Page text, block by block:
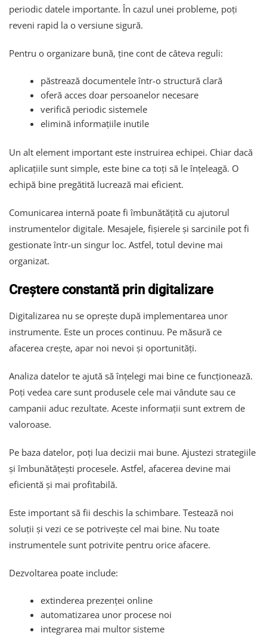
periodic datele importante. În cazul unei probleme, poți
reveni rapid la o versiune sigură.
Pentru o organizare bună, ține cont de câteva reguli:
păstrează documentele într-o structură clară
oferă acces doar persoanelor necesare
verifică periodic sistemele
elimină informațiile inutile
Un alt element important este instruirea echipei. Chiar dacă
aplicațiile sunt simple, este bine ca toți să le înțeleagă. O
echipă bine pregătită lucrează mai eficient.
Comunicarea internă poate fi îmbunătățită cu ajutorul
instrumentelor digitale. Mesajele, fișierele și sarcinile pot fi
gestionate într-un singur loc. Astfel, totul devine mai
organizat.
Creștere constantă prin digitalizare
Digitalizarea nu se oprește după implementarea unor
instrumente. Este un proces continuu. Pe măsură ce
afacerea crește, apar noi nevoi și oportunități.
Analiza datelor te ajută să înțelegi mai bine ce funcționează.
Poți vedea care sunt produsele cele mai vândute sau ce
campanii aduc rezultate. Aceste informații sunt extrem de
valoroase.
Pe baza datelor, poți lua decizii mai bune. Ajustezi strategiile
și îmbunătățești procesele. Astfel, afacerea devine mai
eficientă și mai profitabilă.
Este important să fii deschis la schimbare. Testează noi
soluții și vezi ce se potrivește cel mai bine. Nu toate
instrumentele sunt potrivite pentru orice afacere.
Dezvoltarea poate include:
extinderea prezenței online
automatizarea unor procese noi
integrarea mai multor sisteme